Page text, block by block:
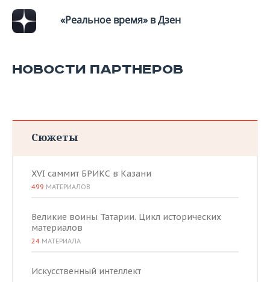
«Реальное время» в Дзен
НОВОСТИ ПАРТНЕРОВ
Сюжеты
XVI саммит БРИКС в Казани
499 МАТЕРИАЛОВ
Великие воины Татарии. Цикл исторических
материалов
24 МАТЕРИАЛА
Искусственный интеллект